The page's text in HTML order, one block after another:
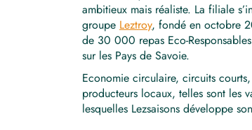
ambitieux mais réaliste. La filiale
groupe Leztroy, fondé en octobre
de 30 000 repas Eco-
sur les Pays de Savoie.
Economie circulaire, circuits
producteurs locaux, telles sont les
lesquelles Lezsaisons développe